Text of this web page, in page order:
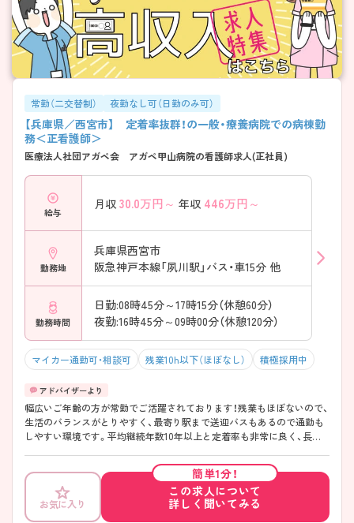
常勤（二交替制） 夜勤なし可（日勤のみ可）
【兵庫県／西宮市】 定着率抜群！の一般・療養病院での病棟勤
務＜正看護師＞
医療法人社団アガペ会 アガペ甲山病院の看護師求人(正社員)
給与
月収 30.0万円～ 年収 446万円～
勤務地
兵庫県西宮市
阪急神戸本線「夙川駅」バス・車15分 他
勤務時間
日勤:08時45分～17時15分（休憩60分）
夜勤:16時45分～09時00分（休憩120分）
マイカー通勤可・相談可 残業10h以下（ほぼなし） 積極採用中
幅広いご年齢の方が常勤でご活躍されております！残業もほぼないので、
生活のバランスがとりやすく、最寄り駅まで送迎バスもあるので通勤も
しやすい環境です。平均継続年数10年以上と定着率も非常に良く、長く
院内イベントも開催しています。職員の皆さんと患者様も一緒に楽しん
でおられます。
お気に入り
簡単1分！
この求人について
詳しく聞いてみる